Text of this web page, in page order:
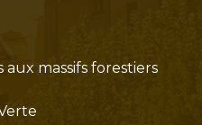
massifs forestiers